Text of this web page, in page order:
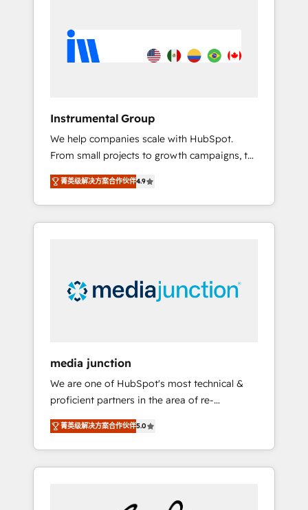
HubSpot experience 🤝HubSpot Premier
Integration partner 🤝Google Premier Partner
Harnessing the full potential of the powerful
HubSpot CRM. ✔️A team of HubSpot experts
backed by over 10+ years of HubSpot
experience ✔️Flexible pricing models —
Hourly-fee (assigned one Dedicated
HubSpot Admin); Monthly-fee (HubSpot
Admin + Project Manager); and Fixed Project
bundle services. Connect with us today!
Instrumental Group
We help companies scale with HubSpot.
From small projects to growth campaigns, to
CRM and websites. Hire an agency that's
experienced in every inch of HubSpot and
willing to work hand-in-hand with your team
to simplify the complex and build a better
菁英级解决方案合作伙伴4.9
media junction
We are one of HubSpot's most technical &
proficient partners in the area of re-
platforming, website design & development.
We specialize in multi-hub implementations
for mid-market & enterprise companies. We
are woman-owned, powered by coffee, and
菁英级解决方案合作伙伴5.0